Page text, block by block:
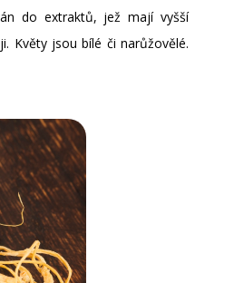
do extraktů, jež mají vyšší
Květy jsou bílé či narůžovělé.